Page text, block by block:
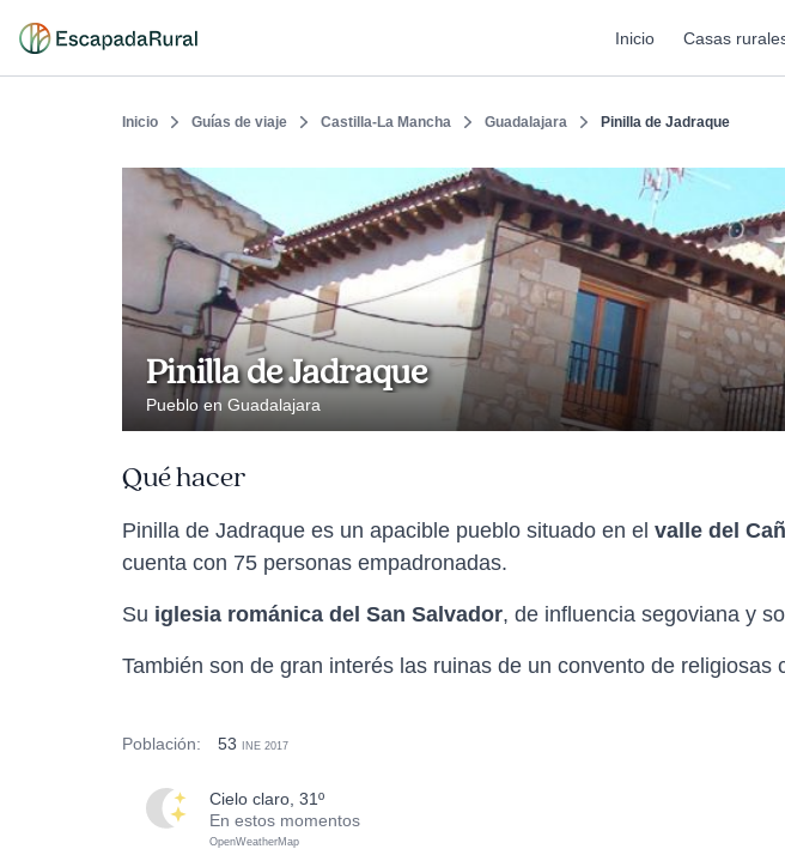
Inicio Casas
Inicio Guías de viaje Castilla-La Mancha Guadalajara Pinilla de Jadraque
Pinilla de Jadraque
Pueblo en Guadalajara
Qué hacer
Pinilla de Jadraque es un apacible pueblo situado en el valle del
cuenta con 75 personas empadronadas.
Su iglesia románica del San Salvador, de influencia segoviana y
También son de gran interés las ruinas de un convento de
Población: 53 INE 2017
cielo claro, 31º
En estos momentos
OpenWeatherMap